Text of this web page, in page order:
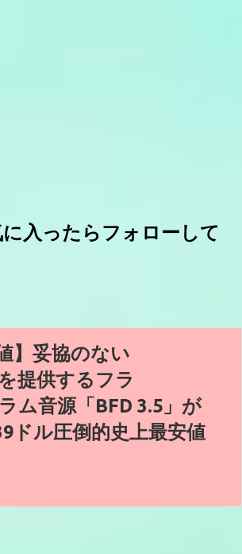
入ったらフォローして
】妥協のない
提供するフラ
ム音源「BFD 3.5」が
ドル圧倒的史上最安値